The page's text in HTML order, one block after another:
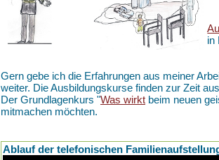
in
Gern gebe ich die Erfahrungen aus meiner
weiter. Die Ausbildungskurse finden zur Zeit
Der Grundlagenkurs "Was wirkt beim neuen
mitmachen möchten.
Ablauf der telefonischen